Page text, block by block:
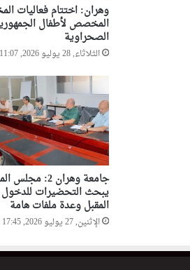
وهران: اختتام فعاليات
المخصص لأطفال
الصحراوية
الثلاثاء, 28 يوليو 2026, 11:07
جامعة وهران 2:
يبحث التحضيرات للدخول
المقبل وعدة ملفات هامة
الإثنين, 27 يوليو 2026, 17:45